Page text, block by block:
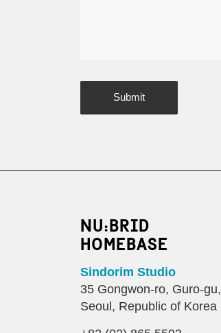
NU:BRID
HOMEBASE
Sindorim Studio
35 Gongwon-ro, Guro-gu,
Seoul, Republic of Korea